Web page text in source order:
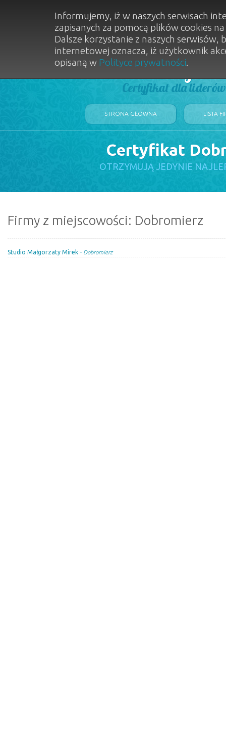
Dobry
Certyfikat dla
STRONA GŁÓWNA LISTA
Certyfikat
OTRZYMUJĄ JEDYNIE
Firmy z miejscowości: Dobromierz
Studio Małgorzaty Mirek - Dobromierz
Informujemy, iż w naszych serwisach
zapisanych za pomocą plików cookies
Dalsze korzystanie z naszych
internetowej oznacza, iż użytkownik
opisaną w Polityce prywatności.